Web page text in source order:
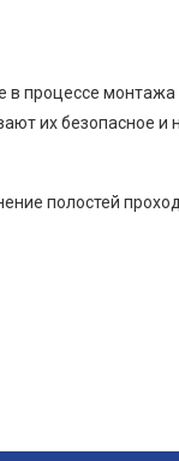
процессе монтажа
их безопасное
полостей